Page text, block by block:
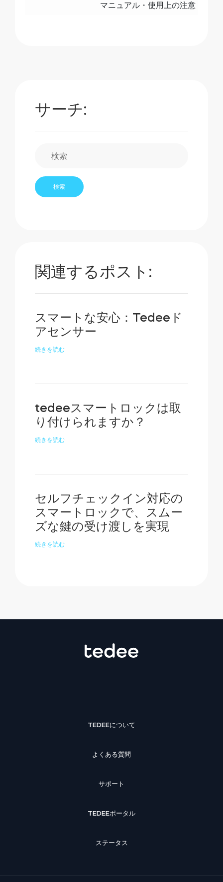
マニュアル・使用上の注意
サーチ:
関連するポスト:
スマートな安心：Tedeeド
アセンサー
続きを読む
tedeeスマートロックは取
り付けられますか？
続きを読む
セルフチェックイン対応の
スマートロックで、スムー
ズな鍵の受け渡しを実現
続きを読む
TEDEEについて
よくある質問
サポート
TEDEEポータル
ステータス